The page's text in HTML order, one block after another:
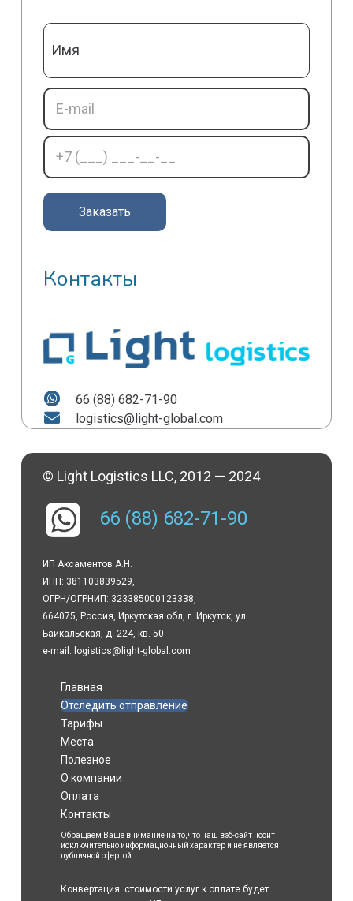
Контакты
66 (88) 682-71-90
logistics@light-global.com
© Light Logistics LLC, 2012 — 2024
66 (88) 682-71-90
ИП Аксаментов А.Н.
ИНН: 381103839529,
ОГРН/ОГРНИП: 323385000123338,
664075, Россия, Иркутская обл, г. Иркутск, ул.
Байкальская, д. 224, кв. 50
e-mail: logistics@light-global.com
Главная
Отследить отправление
Тарифы
Места
Полезное
О компании
Оплата
Контакты
Обращаем Ваше внимание на то, что наш вэб-сайт носит
исключительно информационный характер и не является
публичной офертой.
Конвертация стоимости услуг к оплате будет